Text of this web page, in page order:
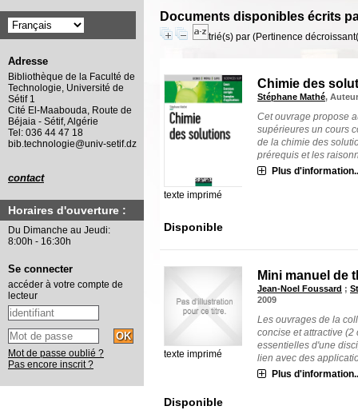
Documents disponibles écrits
trié(s) par (Pertinence
texte imprimé
Chimie des
Stéphane Mathé,
Cet ouvrage propose
supérieures un cours
de la chimie des
prérequis et les
Plus
Disponible
texte imprimé
Mini manuel de
Jean-Noel Foussard ;
2009
Les ouvrages de la
concise et attractive
essentielles d'une
lien avec des
Plus
Disponible
Adresse
Bibliothèque de la Faculté de
Technologie, Université de
Sétif 1
Cité El-Maabouda, Route de
Béjaia - Sétif, Algérie
Tel: 036 44 47 18
bib.technologie@univ-setif.dz
contact
Horaires d'ouverture :
Du Dimanche au Jeudi:
8:00h - 16:30h
Se connecter
accéder à votre compte de
lecteur
Mot de passe oublié ?
Pas encore inscrit ?